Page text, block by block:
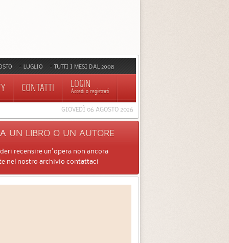
LUGLIO TUTTI I MESI DAL 2008
CONTATTI LOGIN
Accedi o registrati
GIOVEDÌ 06 AGOSTO 2026
UN LIBRO O UN AUTORE
recensire un'opera non ancora
nel nostro archivio contattaci